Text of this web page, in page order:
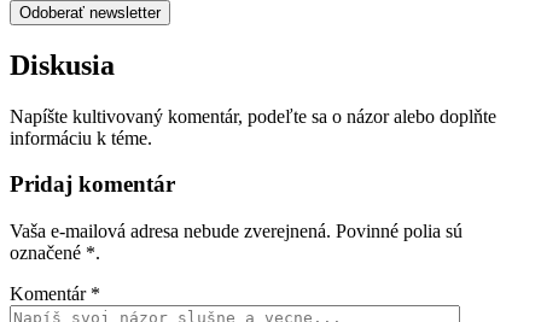
Odoberať newsletter
Diskusia
Napíšte kultivovaný komentár, podeľte sa o názor alebo doplňte
informáciu k téme.
Pridaj komentár
Vaša e-mailová adresa nebude zverejnená. Povinné polia sú
označené *.
Komentár *